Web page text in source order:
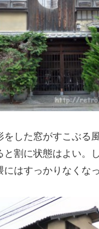
した窓がすこぶる風
と割に状態はよい。
はすっかりなくな